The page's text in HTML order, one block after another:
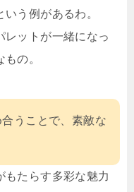
う例があるわ。
レットが一緒になっ
の。
うことで、素敵な
もたらす多彩な魅力